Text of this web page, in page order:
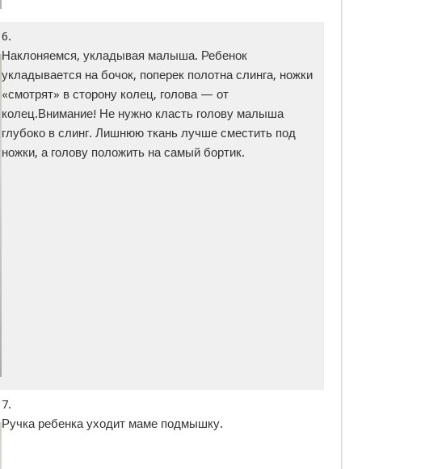
6.
Наклоняемся, укладывая малыша. Ребенок
укладывается на бочок, поперек полотна слинга, ножки
«смотрят» в сторону колец, голова — от
колец.Внимание! Не нужно класть голову малыша
глубоко в слинг. Лишнюю ткань лучше сместить под
ножки, а голову положить на самый бортик.
7.
Ручка ребенка уходит маме подмышку.